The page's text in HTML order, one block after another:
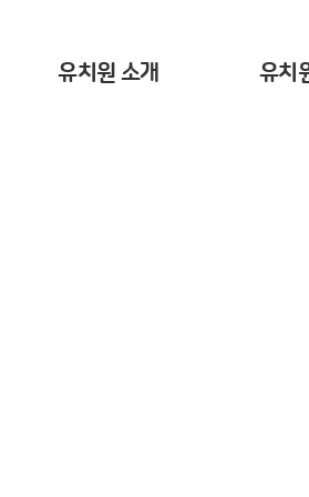
유치원 소개 유치